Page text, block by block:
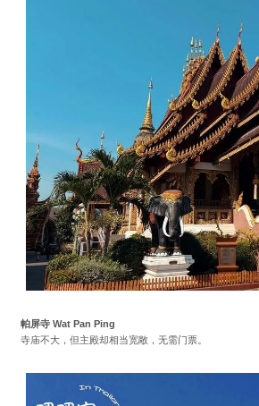
帕屏寺 Wat Pan Ping
寺庙不大，但主殿却相当宽敞，无需门票。